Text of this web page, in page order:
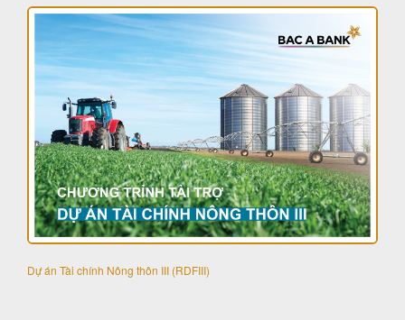
Dự án Tài chính Nông thôn III (RDFIII)